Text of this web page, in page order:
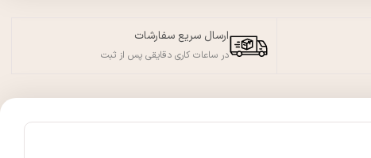
ارسال سریع سفارشات
در ساعات کاری دقایقی پس از ثبت